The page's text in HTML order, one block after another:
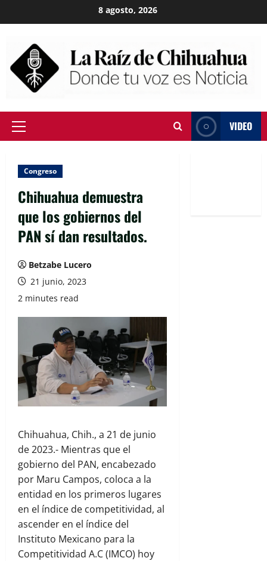
to
8 agosto, 2026
Primary
VIDEO
Congreso
Chihuahua demuestra
que los gobiernos del
PAN sí dan resultados.
Betzabe Lucero
21 junio, 2023
2 minutes read
Chihuahua, Chih., a 21 de junio
de 2023.- Mientras que el
gobierno del PAN, encabezado
por Maru Campos, coloca a la
entidad en los primeros lugares
en el índice de competitividad, al
ascender en el índice del
Instituto Mexicano para la
Competitividad A.C (IMCO) hoy